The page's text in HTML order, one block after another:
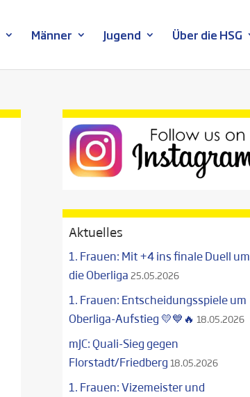
Männer Jugend Über die HSG
Aktuelles
1. Frauen: Mit +4 ins finale Duell um
die Oberliga 25.05.2026
1. Frauen: Entscheidungsspiele um
Oberliga-Aufstieg 💛💙🔥 18.05.2026
mJC: Quali-Sieg gegen
Florstadt/Friedberg 18.05.2026
1. Frauen: Vizemeister und